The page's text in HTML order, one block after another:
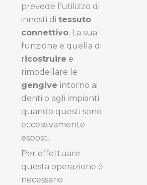
prevede l’utilizzo di
innesti di tessuto
connettivo. La sua
funzione e quella di
ricostruire e
rimodellare le
gengive intorno ai
denti o agli impianti
quando questi sono
eccessivamente
esposti.
Per effettuare
questa operazione è
necessario